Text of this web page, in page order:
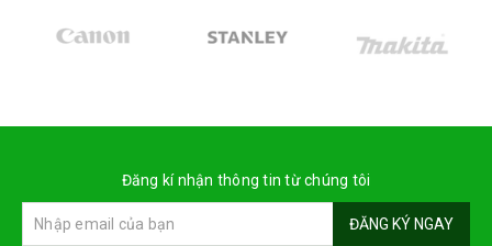
Đăng kí nhận thông tin từ chúng tôi
ĐĂNG KÝ NGAY